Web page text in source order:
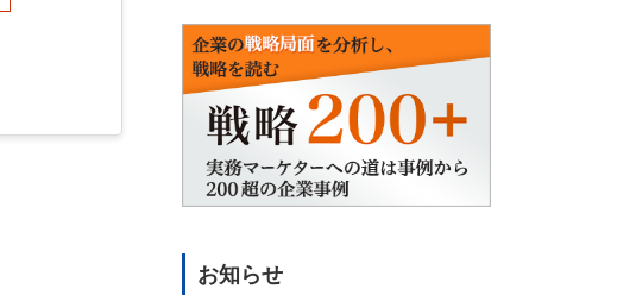
お知らせ